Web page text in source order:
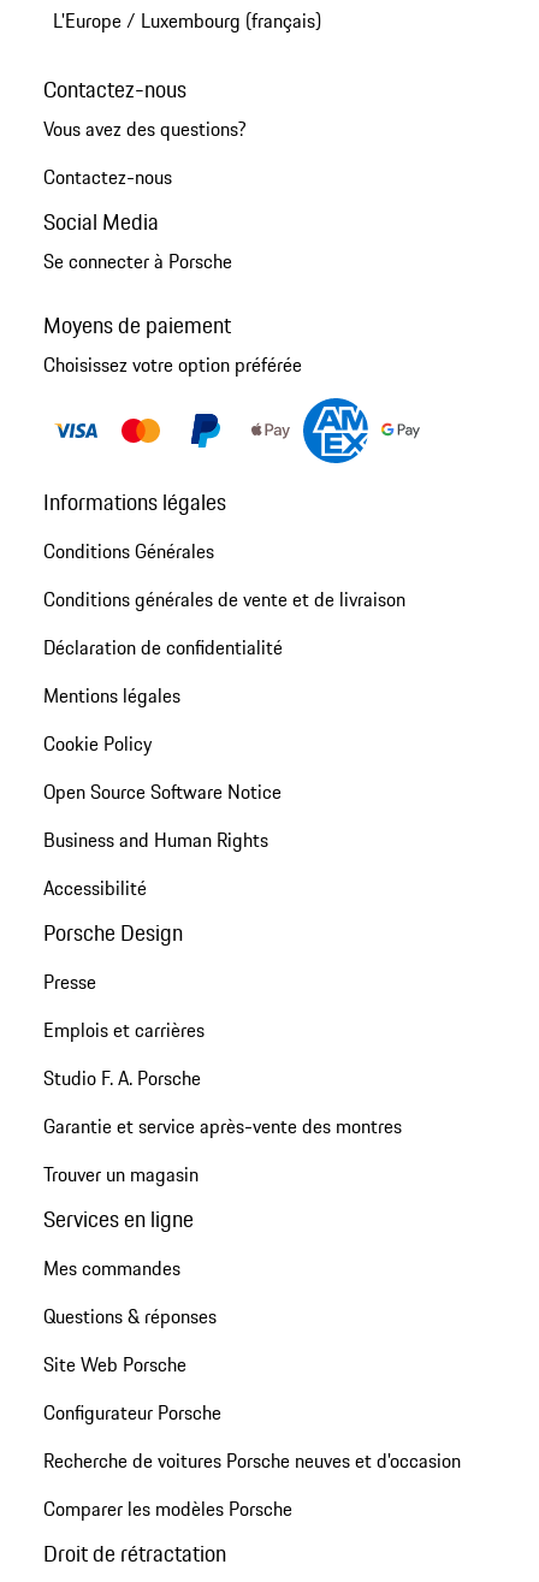
L'Europe/ Luxembourg (français)
Contactez-nous
Vous avez des questions?
Contactez-nous
Social Media
Se connecter à Porsche
Moyens de paiement
Choisissez votre option préférée
Informations légales
Conditions Générales
Conditions générales de vente et de livraison
Déclaration de confidentialité
Mentions légales
Cookie Policy
Open Source Software Notice
Business and Human Rights
Accessibilité
Porsche Design
Presse
Emplois et carrières
Studio F. A. Porsche
Garantie et service après-vente des montres
Trouver un magasin
Services en ligne
Mes commandes
Questions & réponses
Site Web Porsche
Configurateur Porsche
Recherche de voitures Porsche neuves et d'occasion
Comparer les modèles Porsche
Droit de rétractation